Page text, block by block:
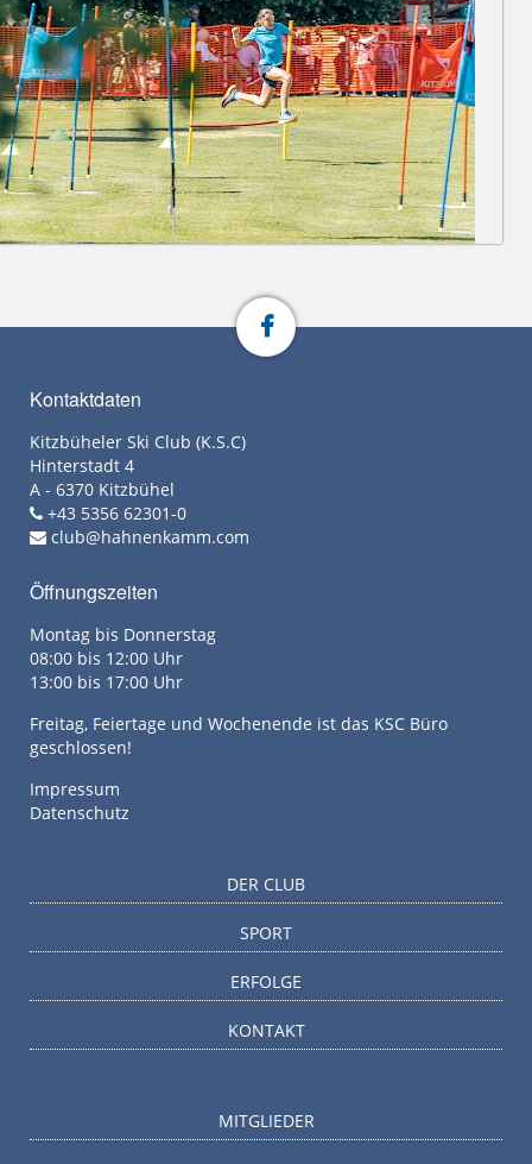
Kontaktdaten
Kitzbüheler Ski Club (K.S.C)
Hinterstadt 4
A - 6370 Kitzbühel
+43 5356 62301-0
club@hahnenkamm.com
Öffnungszeiten
Montag bis Donnerstag
08:00 bis 12:00 Uhr
13:00 bis 17:00 Uhr
Freitag, Feiertage und Wochenende ist das KSC Büro
geschlossen!
Impressum
Datenschutz
DER CLUB
SPORT
ERFOLGE
KONTAKT
MITGLIEDER